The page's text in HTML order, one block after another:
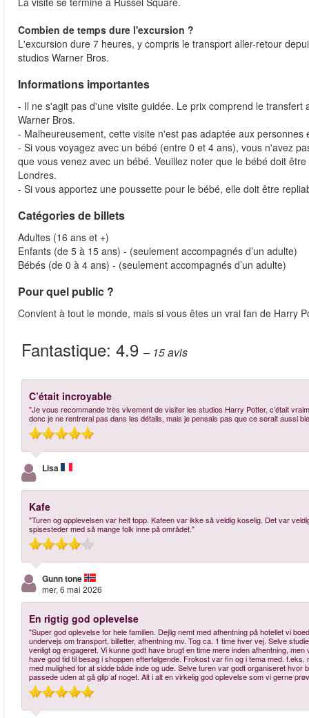
Combien de temps dure l'excursion ?
L'excursion dure 7 heures, y compris le transport aller-retour
studios Warner Bros.
Informations importantes
- Il ne s'agit pas d'une visite guidée. Le prix comprend le
Warner Bros.
- Malheureusement, cette visite n'est pas adaptée aux
- Si vous voyagez avec un bébé (entre 0 et 4 ans), vous n'avez
que vous venez avec un bébé. Veuillez noter que le bébé doit
Londres.
- Si vous apportez une poussette pour le bébé, elle doit être
Catégories de billets
Adultes (16 ans et +)
Enfants (de 5 à 15 ans) - (seulement accompagnés d’un adulte)
Bébés (de 0 à 4 ans) - (seulement accompagnés d’un adulte)
Pour quel public ?
Convient à tout le monde, mais si vous êtes un vrai fan de Harry
Fantastique: 4.9 – 15avis
C’était incroyable
"Je vous recommande très vivement de visiter les studios Harry Potter, c’était
donc je ne rentrerai pas dans les détails, mais je pensais pas que ce serait aussi
Lisa
Kafe
"Turen og opplevelsen var helt topp. Kafeen var ikke så veldig koselig. Det var
spisesteder med så mange folk inne på området."
Gunn tone
mer, 6 mai 2026
En rigtig god oplevelse
"Super god oplevelse for hele familien. Dejlig nemt med afhentning på hotellet vi
undervejs om transport, billetter, afhentning mv. Tog ca. 1 time hver vej. Selve
venligt og engageret. Vi kunne godt have brugt en time mere inden afhentning,
have god tid til besøg i shoppen efterfølgende. Frokost var fin og i tema med.
med mulighed for at sidde både inde og ude. Selve turen var godt organiseret
passede uden at gå glip af noget. Alt i alt en virkelig god oplevelse som vi gerne